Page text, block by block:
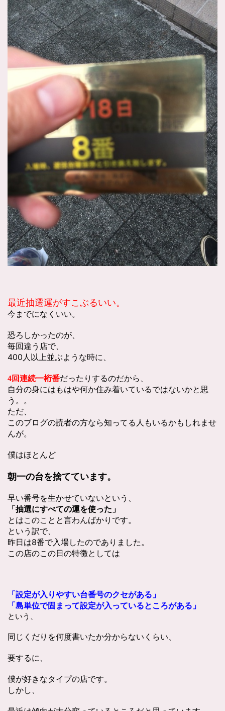
最近抽選運がすこぶるいい。
今までになくいい。
恐ろしかったのが、
毎回違う店で、
400人以上並ぶような時に、
4回連続一桁番だったりするのだから、
自分の身にはもはや何か住み着いているではないかと思
う。。
ただ、
このブログの読者の方なら知ってる人もいるかもしれませ
んが。
僕はほとんど
朝一の台を捨てています。
早い番号を生かせていないという、
「抽選にすべての運を使った」
とはこのことと言わんばかりです。
という訳で、
昨日は8番で入場したのでありました。
この店のこの日の特徴としては
「設定が入りやすい台番号のクセがある」
「島単位で固まって設定が入っているところがある」
という、
同じくだりを何度書いたか分からないくらい、
要するに、
僕が好きなタイプの店です。
しかし、